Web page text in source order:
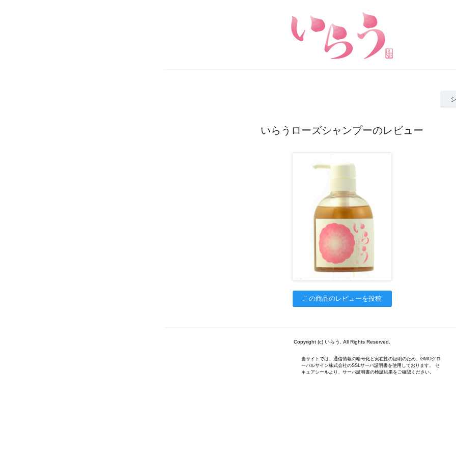
いらうローズシャンプーのレビュー
この商品のレビューを投稿
Copyright (c) いらう. All Rights Reserved.
当サイトでは、通信情報の暗号化と実在性の証明のため、GMOグロ
ーバルサイン株式会社のSSLサーバ証明書を使用しております。 セ
キュアシールより、サーバ証明書の検証結果をご確認ください。